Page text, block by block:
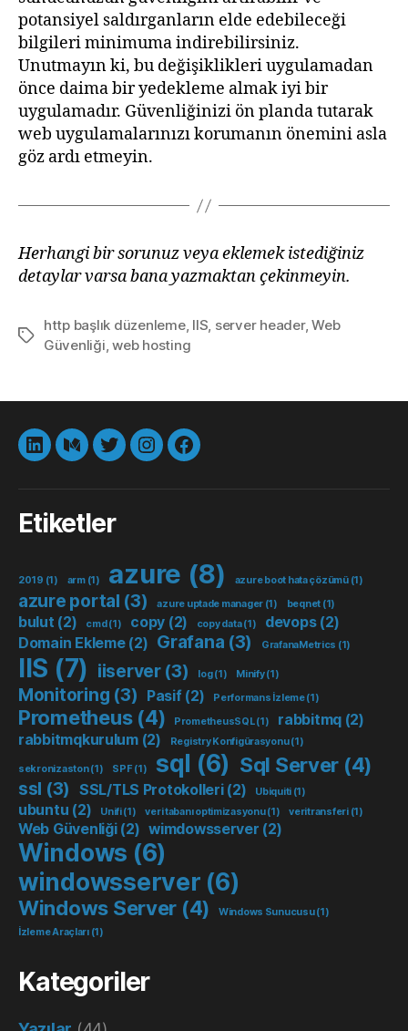
potansiyel saldırganların elde edebileceği
bilgileri minimuma indirebilirsiniz.
Unutmayın ki, bu değişiklikleri uygulamadan
önce daima bir yedekleme almak iyi bir
uygulamadır. Güvenliğinizi ön planda tutarak
web uygulamalarınızı korumanın önemini asla
göz ardı etmeyin.
Herhangi bir sorunuz veya eklemek istediğiniz
detaylar varsa bana yazmaktan çekinmeyin.
Etiketler
http başlık düzenleme, IIS, server header,Web
Güvenliği,web hosting
LinkedInMediumTwitterinstagramFacebook
Etiketler
2019 (1) arm(1) azure (8) azure boot hata çözümü(1)
azure portal (3) azure uptade manager (1) beqnet (1)
bulut (2) cmd (1) copy (2) copy data(1) devops(2)
Domain Ekleme(2) Grafana (3) GrafanaMetrics (1)
IIS (7) iiserver(3) log(1) Minify(1)
Monitoring (3) Pasif(2) Performans İzleme(1)
Prometheus(4) PrometheusSQL(1) rabbitmq(2)
rabbitmqkurulum(2) Registry Konfigürasyonu(1)
sekronizaston(1) SPF (1) sql (6) Sql Server (4)
ssl (3) SSL/TLS Protokolleri(2) Ubiquiti(1)
ubuntu (2) Unifi(1) veri tabanı optimizasyonu(1) veritransferi(1)
Web Güvenliği(2) wimdowsserver (2)
Windows (6)
windowsserver (6)
Windows Server (4) Windows Sunucusu(1)
İzleme Araçları(1)
Kategoriler